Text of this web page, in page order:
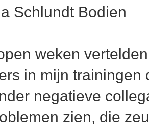
Schlundt Bodien
weken
in mijn trainingen
negatieve
zien, die